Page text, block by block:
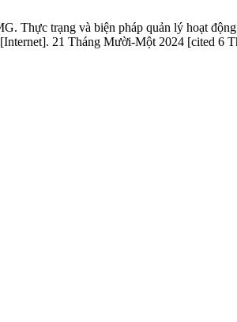
Thực trạng và biện pháp quản lý hoạt
21 Tháng Mười-Một 2024 [cited 6